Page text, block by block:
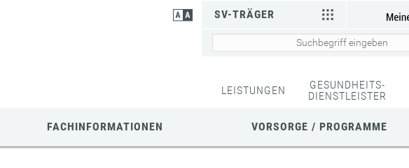
SV-TRÄGER
LEISTUNGEN
GESUNDHEITS-
DIENSTLEISTER
FACHINFORMATIONEN VORSORGE / PROGRAMME